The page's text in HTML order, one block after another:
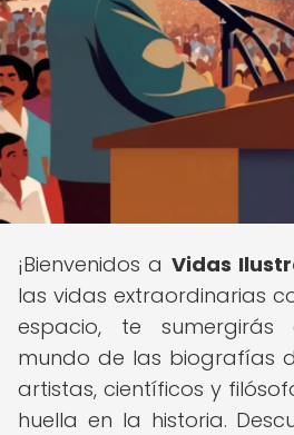
¡Bienvenidos a Vidas
las vidas extraordinarias
espacio, te
mundo de las biografías
artistas, científicos y
huella en la historia.